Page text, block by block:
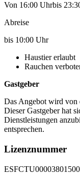
Von 16:00 Uhrbis
Abreise
bis 10:00 Uhr
Haustier erlaubt
Rauchen
Gastgeber
Das Angebot wird von
Dieser Gastgeber hat
Dienstleistungen
entsprechen.
Lizenznummer